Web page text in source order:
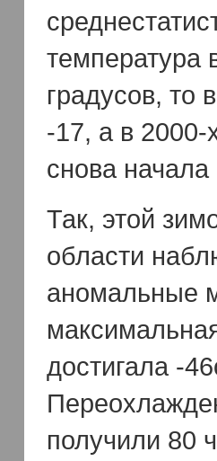
градусов, то
-17, а в 2000-
снова
Так, этой
области
аномальные
достигала -
получили 80